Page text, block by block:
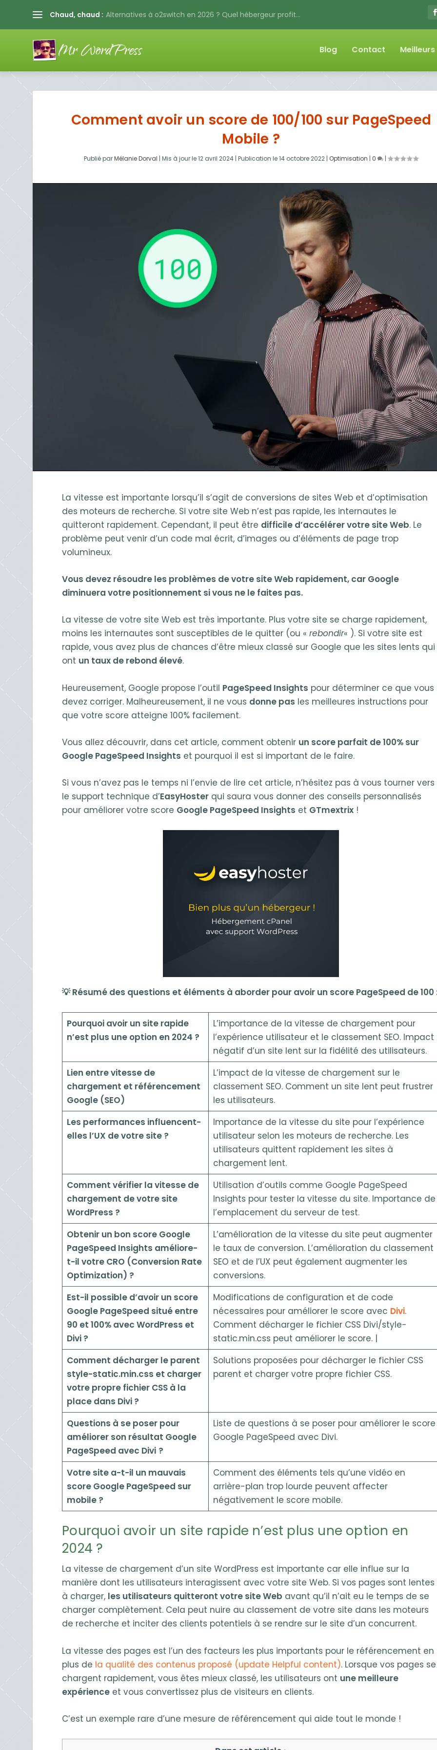
Chaud, chaud : Alternatives à o2switch en 2026 ? Quel hébergeur profit...
Blog Contact
Comment avoir un score de 100/100 sur PageSpeed
Mobile ?
Publié parMélanie Dorval |Mis à jour le12 avril 2024 |Publication le14 octobre 2022 | Optimisation | 0 |
La vitesse est importante lorsqu’il s’agit de conversions de sites Web et d’optimisation
des moteurs de recherche. Si votre site Web n’est pas rapide, les internautes le
quitteront rapidement. Cependant, il peut être difficile d’accélérer votre site Web. Le
problème peut venir d’un code mal écrit, d’images ou d’éléments de page trop
volumineux.
Vous devez résoudre les problèmes de votre site Web rapidement, car Google
diminuera votre positionnement si vous ne le faites pas.
La vitesse de votre site Web est très importante. Plus votre site se charge rapidement,
moins les internautes sont susceptibles de le quitter (ou «rebondir« ). Si votre site est
rapide, vous avez plus de chances d’être mieux classé sur Google que les sites lents qui
ont un taux de rebond élevé.
Heureusement, Google propose l’outil PageSpeed Insights pour déterminer ce que vous
devez corriger. Malheureusement, il ne vous donne pas les meilleures instructions pour
que votre score atteigne 100% facilement.
Vous allez découvrir, dans cet article, comment obtenir un score parfait de 100% sur
Google PageSpeed Insights et pourquoi il est si important de le faire.
Si vous n’avez pas le temps ni l’envie de lire cet article, n’hésitez pas à vous tourner vers
le support technique d’EasyHoster qui saura vous donner des conseils personnalisés
pour améliorer votre score Google PageSpeed Insights et GTmextrix !
💡 Résumé des questions et éléments à aborder pour avoir un score PageSpeed de 100
Pourquoi avoir un site rapide
n’est plus une option en 2024 ?
L’importance de la vitesse de chargement pour
l’expérience utilisateur et le classement SEO. Impact
négatif d’un site lent sur la fidélité des utilisateurs.
Lien entre vitesse de
chargement et référencement
Google (SEO)
L’impact de la vitesse de chargement sur le
classement SEO. Comment un site lent peut frustrer
les utilisateurs.
Les performances influencent-
elles l’UX de votre site ?
Importance de la vitesse du site pour l’expérience
utilisateur selon les moteurs de recherche. Les
utilisateurs quittent rapidement les sites à
chargement lent.
Comment vérifier la vitesse de
chargement de votre site
WordPress ?
Utilisation d’outils comme Google PageSpeed
Insights pour tester la vitesse du site. Importance de
l’emplacement du serveur de test.
Obtenir un bon score Google
PageSpeed Insights améliore-
t-il votre CRO (Conversion Rate
Optimization) ?
L’amélioration de la vitesse du site peut augmenter
le taux de conversion. L’amélioration du classement
SEO et de l’UX peut également augmenter les
conversions.
Est-il possible d’avoir un score
Google PageSpeed situé entre
90 et 100% avec WordPress et
Divi ?
Modifications de configuration et de code
nécessaires pour améliorer le score avec Divi.
Comment décharger le fichier CSS Divi/style-
static.min.css peut améliorer le score. |
Comment décharger le parent
style-static.min.css et charger
votre propre fichier CSS à la
place dans Divi ?
Solutions proposées pour décharger le fichier CSS
parent et charger votre propre fichier CSS.
Questions à se poser pour
améliorer son résultat Google
PageSpeed avec Divi ?
Liste de questions à se poser pour améliorer le score
Google PageSpeed avec Divi.
Votre site a-t-il un mauvais
score Google PageSpeed sur
mobile ?
Comment des éléments tels qu’une vidéo en
arrière-plan trop lourde peuvent affecter
négativement le score mobile.
Pourquoi avoir un site rapide n’est plus une option en
2024 ?
La vitesse de chargement d’un site WordPress est importante car elle influe sur la
manière dont les utilisateurs interagissent avec votre site Web. Si vos pages sont lentes
à charger, les utilisateurs quitteront votre site Web avant qu’il n’ait eu le temps de se
charger complètement. Cela peut nuire au classement de votre site dans les moteurs
de recherche et inciter des clients potentiels à se rendre sur le site d’un concurrent.
La vitesse des pages est l’un des facteurs les plus importants pour le référencement en
plus de la qualité des contenus proposé (update Helpful content). Lorsque vos pages se
chargent rapidement, vous êtes mieux classé, les utilisateurs ont une meilleure
expérience et vous convertissez plus de visiteurs en clients.
C’est un exemple rare d’une mesure de référencement qui aide tout le monde !